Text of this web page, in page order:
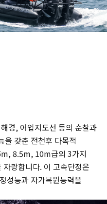
경, 어업지도선 등의 순찰과
을 갖춘 전천후 다목적
8.5m, 10m급의 3가지
랑합니다. 이 고속단정은
성능과 자가복원능력을